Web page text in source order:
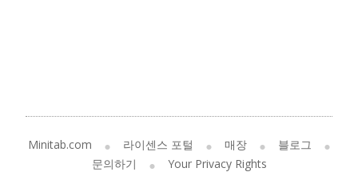
Minitab.com 라이센스 포털 매장
블로그
문의하기
Your Privacy Rights